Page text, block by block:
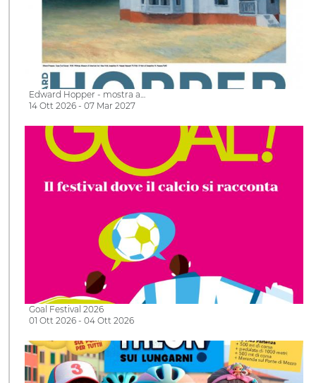
Edward Hopper - mostra a…
14 Ott 2026 - 07 Mar 2027
Goal Festival 2026
01 Ott 2026 - 04 Ott 2026